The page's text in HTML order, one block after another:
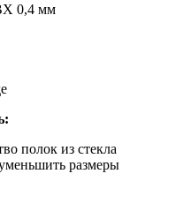
0,4 мм
полок из стекла
размеры